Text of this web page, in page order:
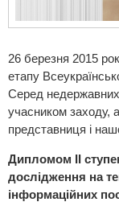
26 березня 2015
етапу
Серед
учасником заходу,
представниця і
Дипломом ІІ
дослідження на
інформаційних